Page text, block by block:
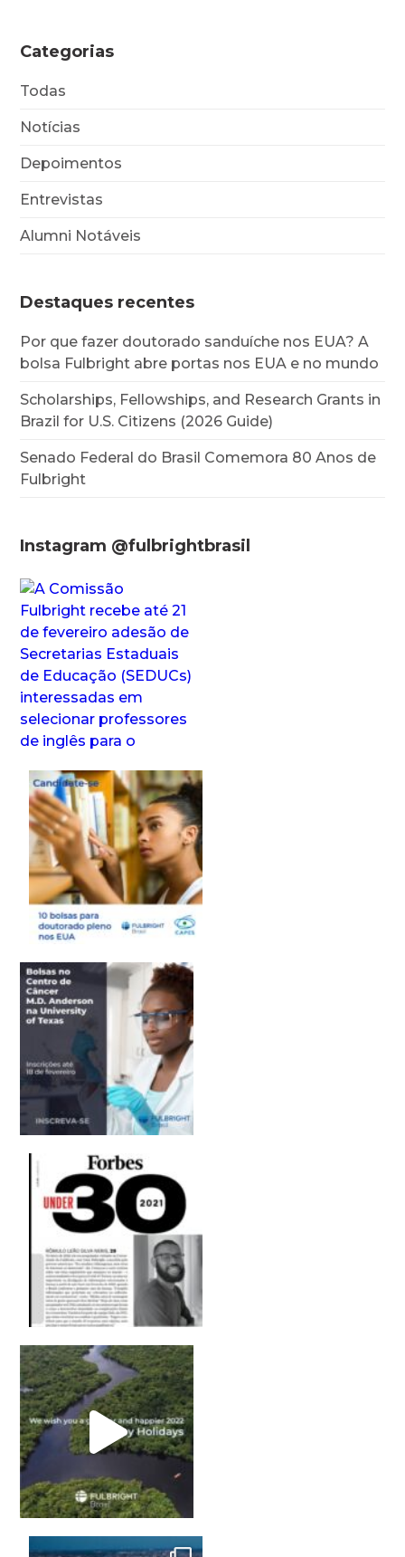
Categorias
Todas
Notícias
Depoimentos
Entrevistas
Alumni Notáveis
Destaques recentes
Por que fazer doutorado sanduíche nos EUA? A
bolsa Fulbright abre portas nos EUA e no mundo
Scholarships, Fellowships, and Research Grants in
Brazil for U.S. Citizens (2026 Guide)
Senado Federal do Brasil Comemora 80 Anos de
Fulbright
Instagram @fulbrightbrasil